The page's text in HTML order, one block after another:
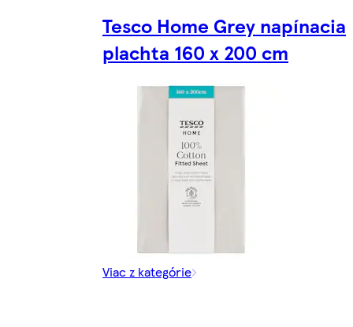
Tesco Home Grey napínacia
plachta 160 x 200 cm
Viac z kategórie